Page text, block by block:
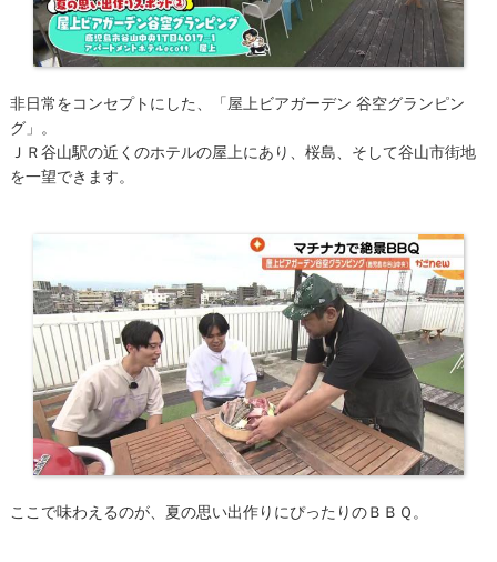
非日常をコンセプトにした、「屋上ビアガーデン 谷空グランピン
グ」。
ＪＲ谷山駅の近くのホテルの屋上にあり、桜島、そして谷山市街地
を一望できます。
ここで味わえるのが、夏の思い出作りにぴったりのＢＢＱ。